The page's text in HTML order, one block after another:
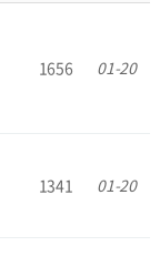
1656 01-20
1341 01-20